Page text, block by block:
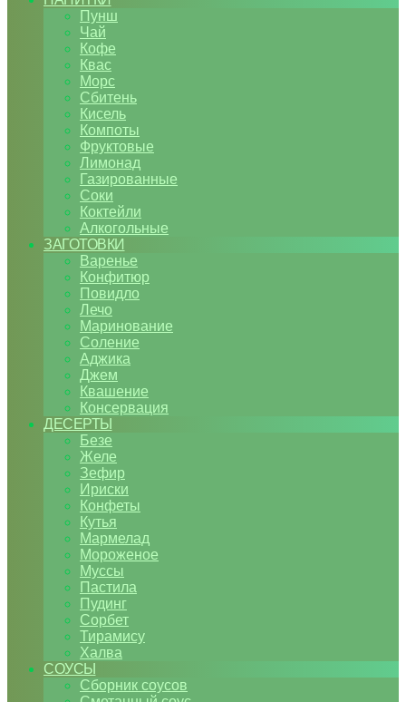
Пунш
Чай
Кофе
Квас
Морс
Сбитень
Кисель
Компоты
Фруктовые
Лимонад
Газированные
Соки
Коктейли
Алкогольные
ЗАГОТОВКИ
Варенье
Конфитюр
Повидло
Лечо
Маринование
Соление
Аджика
Джем
Квашение
Консервация
ДЕСЕРТЫ
Безе
Желе
Зефир
Ириски
Конфеты
Кутья
Мармелад
Мороженое
Муссы
Пастила
Пудинг
Сорбет
Тирамису
Халва
СОУСЫ
Сборник соусов